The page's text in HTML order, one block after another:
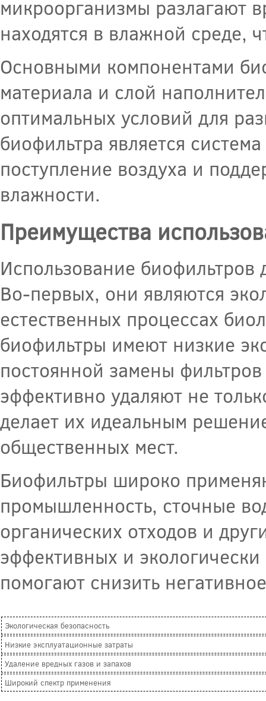
микроорганизмы разлагают
находятся в влажной среде,
Основными компонентами
материала и слой
оптимальных условий для
биофильтра является
поступление воздуха и
влажности.
Преимущества
Использование биофильтров
Во-первых, они являются
естественных процессах
биофильтры имеют низкие
постоянной замены
эффективно удаляют не
делает их идеальным
общественных мест.
Биофильтры широко
промышленность, сточные
органических отходов и
эффективных и
помогают снизить
Экологическая безопасность
Низкие эксплуатационные затраты
Удаление вредных газов и запахов
Широкий спектр применения